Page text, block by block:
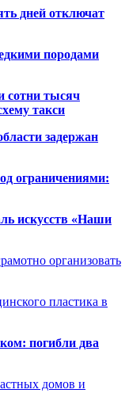
дней отключат
породами
сотни тысяч
такси
задержан
ограничениями:
искусств «Наши
организовать
пластика в
погибли два
домов и